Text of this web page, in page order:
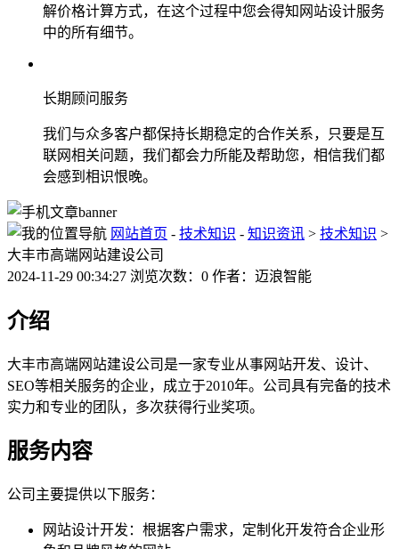
解价格计算方式，在这个过程中您会得知网站设计服务
中的所有细节。
长期顾问服务
我们与众多客户都保持长期稳定的合作关系，只要是互
联网相关问题，我们都会力所能及帮助您，相信我们都
会感到相识恨晚。
网站首页 - 技术知识 - 知识资讯 > 技术知识 >
大丰市高端网站建设公司
2024-11-29 00:34:27 浏览次数：0 作者：迈浪智能
介绍
大丰市高端网站建设公司是一家专业从事网站开发、设计、
SEO等相关服务的企业，成立于2010年。公司具有完备的技术
实力和专业的团队，多次获得行业奖项。
服务内容
公司主要提供以下服务：
网站设计开发：根据客户需求，定制化开发符合企业形